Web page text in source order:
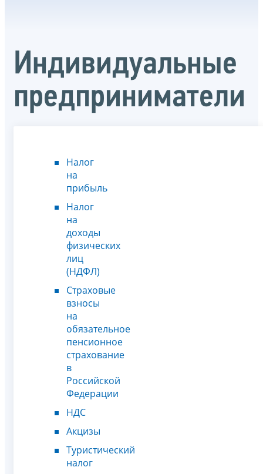
Индивидуальные
предприниматели
Налог
на
прибыль
Налог
на
доходы
физических
лиц
(НДФЛ)
Страховые
взносы
на
обязательное
пенсионное
страхование
в
Российской
Федерации
НДС
Акцизы
Туристический
налог